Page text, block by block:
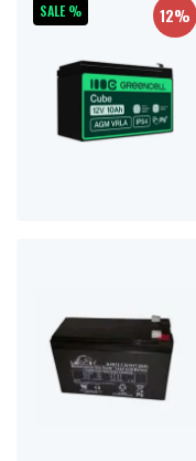
SALE % 12%